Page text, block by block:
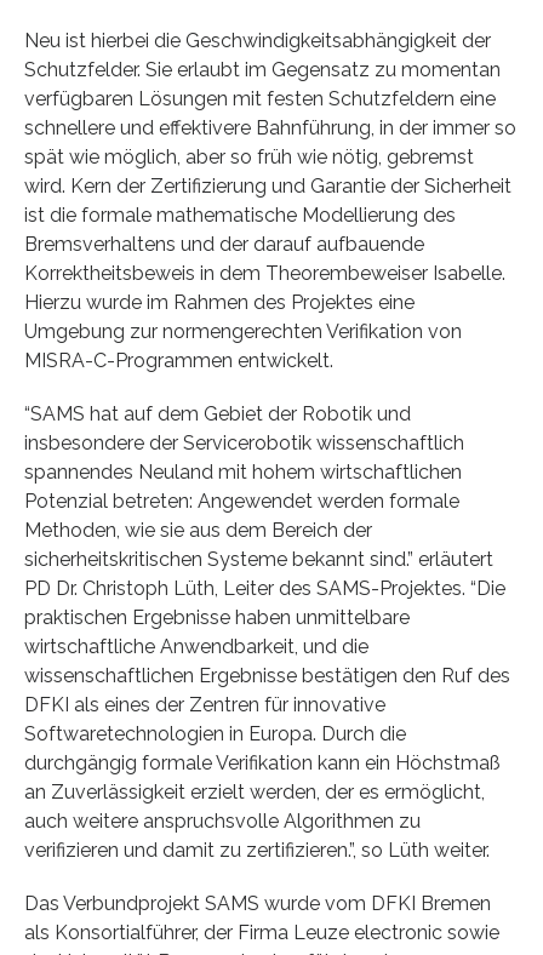
Neu ist hierbei die Geschwindigkeitsabhängigkeit der
Schutzfelder. Sie erlaubt im Gegensatz zu momentan
verfügbaren Lösungen mit festen Schutzfeldern eine
schnellere und effektivere Bahnführung, in der immer so
spät wie möglich, aber so früh wie nötig, gebremst
wird. Kern der Zertifizierung und Garantie der Sicherheit
ist die formale mathematische Modellierung des
Bremsverhaltens und der darauf aufbauende
Korrektheitsbeweis in dem Theorembeweiser Isabelle.
Hierzu wurde im Rahmen des Projektes eine
Umgebung zur normengerechten Verifikation von
MISRA-C-Programmen entwickelt.
“SAMS hat auf dem Gebiet der Robotik und
insbesondere der Servicerobotik wissenschaftlich
spannendes Neuland mit hohem wirtschaftlichen
Potenzial betreten: Angewendet werden formale
Methoden, wie sie aus dem Bereich der
sicherheitskritischen Systeme bekannt sind.” erläutert
PD Dr. Christoph Lüth, Leiter des SAMS-Projektes. “Die
praktischen Ergebnisse haben unmittelbare
wirtschaftliche Anwendbarkeit, und die
wissenschaftlichen Ergebnisse bestätigen den Ruf des
DFKI als eines der Zentren für innovative
Softwaretechnologien in Europa. Durch die
durchgängig formale Verifikation kann ein Höchstmaß
an Zuverlässigkeit erzielt werden, der es ermöglicht,
auch weitere anspruchsvolle Algorithmen zu
verifizieren und damit zu zertifizieren.”, so Lüth weiter.
Das Verbundprojekt SAMS wurde vom DFKI Bremen
als Konsortialführer, der Firma Leuze electronic sowie